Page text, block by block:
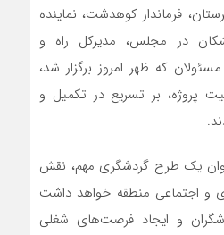
فرماندار کوهدشت، نماینده
در مجلس، مدیرکل راه و
که ظهر امروز برگزار شد،
پروژه، بر تسریع در تکمیل و
یک طرح گردشگری مهم، نقش
و اجتماعی منطقه خواهد داشت
و ایجاد فرصت‌های شغلی